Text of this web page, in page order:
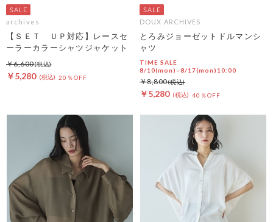
archives
【ＳＥＴ ＵＰ対応】レースセ
ーラーカラーシャツジャケット
￥5,280 20％OFF
￥6,600
DOUX ARCHIVES
とろみジョーゼットドルマンシ
ャツ
TIME SALE
8/10(mon)~8/17(mon)10:00
￥5,280 40％OFF
￥8,800